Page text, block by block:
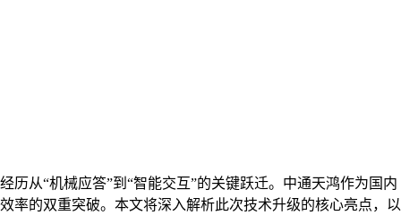
从“机械应答”到“智能交互”的关键跃迁。中通天鸿作为国内
率的双重突破。本文将深入解析此次技术升级的核心亮点，以